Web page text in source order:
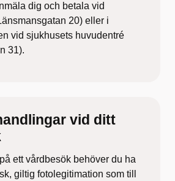
dig och betala vid
20) eller i
vid sjukhusets huvudentré
31).
vid ditt
ett vårdbesök behöver du ha
giltig fotolegitimation som till